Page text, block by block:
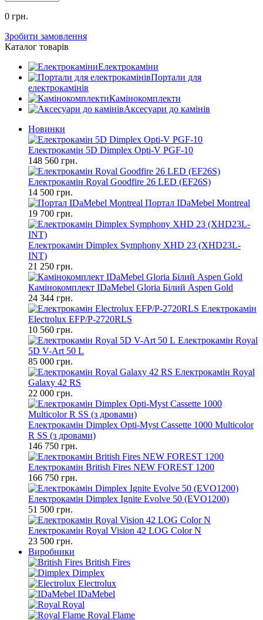
0 грн.
Зробити замовлення
Каталог товарів
Електрокаміни
Портали для
електрокамінів
Камінокомплекти
Аксесуари до камінів
Новинки
Електрокамін 5D Dimplex Opti-V PGF-10
148 560 грн.
Електрокамін Royal Goodfire 26 LED (EF26S)
14 500 грн.
Портал IDaMebel Montreal
19 700 грн.
Електрокамін Dimplex Symphony XHD 23 (XHD23L-
INT)
21 250 грн.
Камінокомплект IDaMebel Gloria Білий Aspen Gold
24 344 грн.
Електрокамін
Electrolux EFP/P-2720RLS
10 560 грн.
Електрокамін Royal
5D V-Art 50 L
85 000 грн.
Електрокамін Royal
Galaxy 42 RS
22 000 грн.
Електрокамін Dimplex Opti-Myst Cassette 1000 Multicolor
R SS (з дровами)
146 750 грн.
Електрокамін British Fires NEW FOREST 1200
166 750 грн.
Електрокамін Dimplex Ignite Evolve 50 (EVO1200)
51 500 грн.
Електрокамін Royal Vision 42 LOG Color N
23 500 грн.
Виробники
British Fires
Dimplex
Electrolux
IDaMebel
Royal
Royal Flame